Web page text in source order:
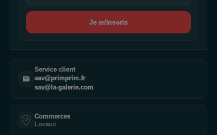
Je m'inscris
Service client
sav@primprim.fr
sav@la-galerie.com
Commerces
Locaux